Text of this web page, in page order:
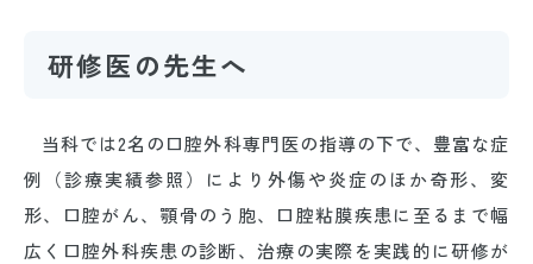
研修医の先生へ
当科では2名の口腔外科専門医の指導の下で、豊富な症
例（診療実績参照）により外傷や炎症のほか奇形、変
形、口腔がん、顎骨のう胞、口腔粘膜疾患に至るまで幅
広く口腔外科疾患の診断、治療の実際を実践的に研修が